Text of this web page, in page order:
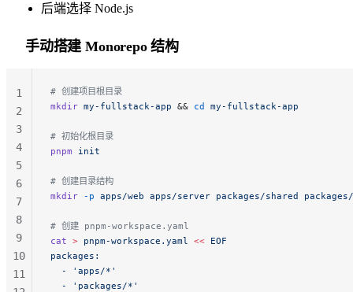
后端选择 Node.js
手动搭建 Monorepo 结构
# 创建项目根目录
mkdir my-fullstack-app && cd my-fullstack-app
# 初始化根目录
pnpm init
# 创建目录结构
mkdir -p apps/web apps/server packages/shared
# 创建 pnpm-workspace.yaml
cat > pnpm-workspace.yaml << EOF
packages:
  - 'apps/*'
  - 'packages/*'
1
2
3
4
5
6
7
8
9
10
11